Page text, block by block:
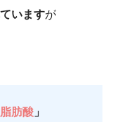
いますが
脂肪酸 」